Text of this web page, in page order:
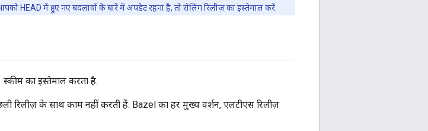
HEAD में हुए नए बदलावों के बारे में अपडेट रहना है, तो रोलिंग रिलीज़ का इस्तेमाल करें.
स्कीम का इस्तेमाल करता है.
रिलीज़ के साथ काम नहीं करती हैं. Bazel का हर मुख्य वर्शन, एलटीएस रिलीज़